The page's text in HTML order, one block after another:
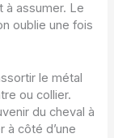
à assumer. Le
oublie une fois
le métal
ou collier.
du cheval à
à côté d’une